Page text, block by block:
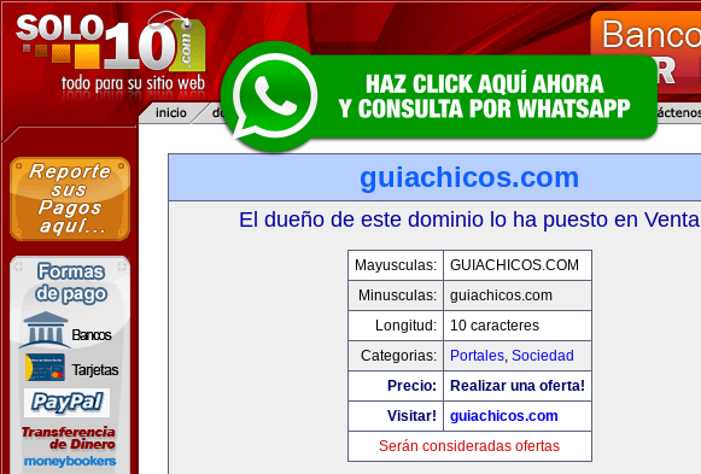
guiachicos.com
El dueño de este dominio lo ha puesto en Venta
Mayusculas:
GUIACHICOS.COM
Minusculas:
guiachicos.com
Longitud:
10 caracteres
Categorias:
Portales, Sociedad
Precio:
Realizar una oferta!
Visitar!
guiachicos.com
Serán consideradas ofertas